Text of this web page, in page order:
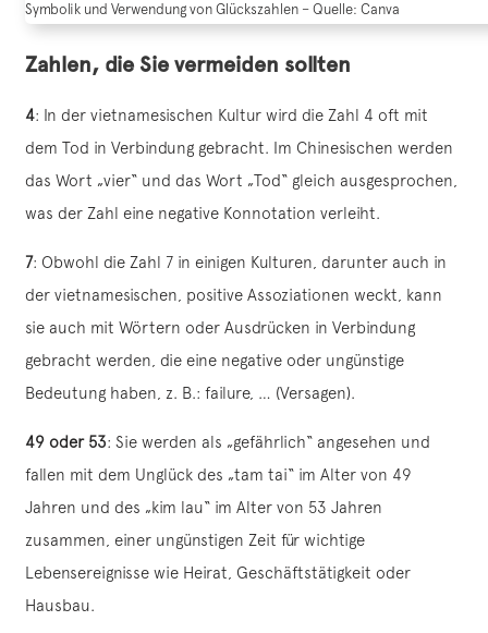
Symbolik und Verwendung von Glückszahlen – Quelle: Canva
Zahlen, die Sie vermeiden sollten
4: In der vietnamesischen Kultur wird die Zahl 4 oft mit
dem Tod in Verbindung gebracht. Im Chinesischen werden
das Wort „vier“ und das Wort „Tod“ gleich ausgesprochen,
was der Zahl eine negative Konnotation verleiht.
7: Obwohl die Zahl 7 in einigen Kulturen, darunter auch in
der vietnamesischen, positive Assoziationen weckt, kann
sie auch mit Wörtern oder Ausdrücken in Verbindung
gebracht werden, die eine negative oder ungünstige
Bedeutung haben, z. B.: failure, … (Versagen).
49 oder 53: Sie werden als „gefährlich“ angesehen und
fallen mit dem Unglück des „tam tai“ im Alter von 49
Jahren und des „kim lau“ im Alter von 53 Jahren
zusammen, einer ungünstigen Zeit für wichtige
Lebensereignisse wie Heirat, Geschäftstätigkeit oder
Hausbau.